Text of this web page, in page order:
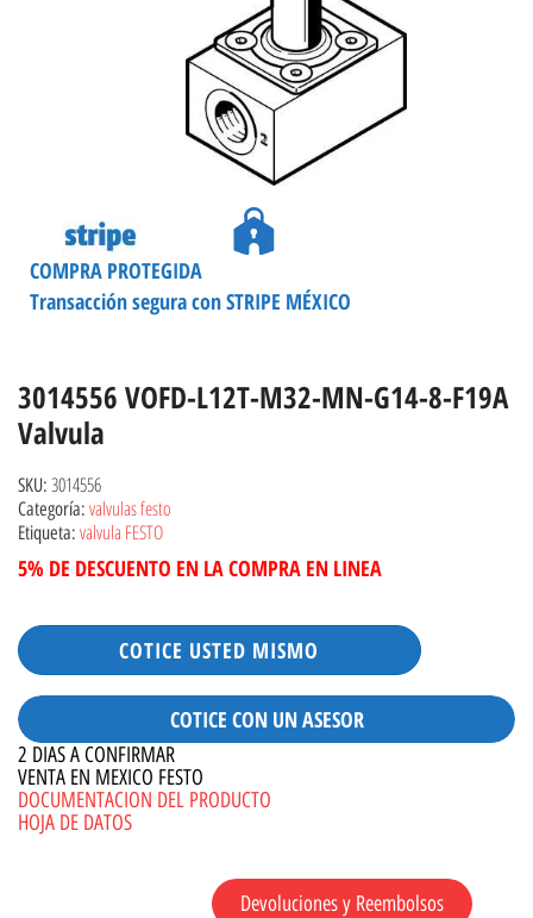
Transacción segura con STRIPE MÉXICO
COMPRA PROTEGIDA
3014556 VOFD-L12T-M32-MN-G14-8-F19A
Valvula
SKU: 3014556
Categoría: valvulas festo
Etiqueta: valvula FESTO
5% DE DESCUENTO EN LA COMPRA EN LINEA
COTICE USTED MISMO
COTICE CON UN ASESOR
2 DIAS A CONFIRMAR
VENTA EN MEXICO FESTO
DOCUMENTACION DEL PRODUCTO
HOJA DE DATOS
Devoluciones y Reembolsos